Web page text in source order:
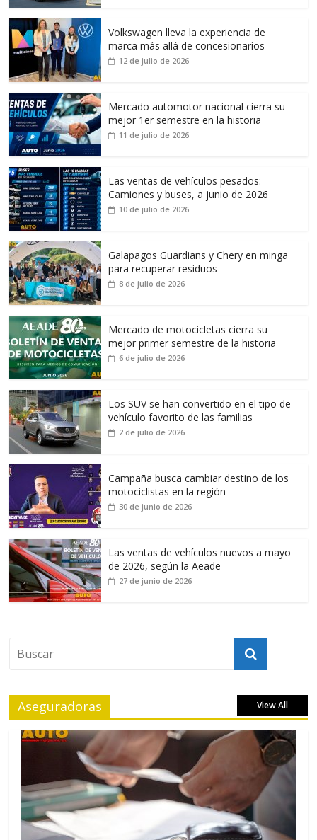
Volkswagen lleva la experiencia de
marca más allá de concesionarios
12 de julio de 2026
Mercado automotor nacional cierra su
mejor 1er semestre en la historia
11 de julio de 2026
Las ventas de vehículos pesados:
Camiones y buses, a junio de 2026
10 de julio de 2026
Galapagos Guardians y Chery en minga
para recuperar residuos
8 de julio de 2026
Mercado de motocicletas cierra su
mejor primer semestre de la historia
6 de julio de 2026
Los SUV se han convertido en el tipo de
vehículo favorito de las familias
2 de julio de 2026
Campaña busca cambiar destino de los
motociclistas en la región
30 de junio de 2026
Las ventas de vehículos nuevos a mayo
de 2026, según la Aeade
27 de junio de 2026
Aseguradoras View All